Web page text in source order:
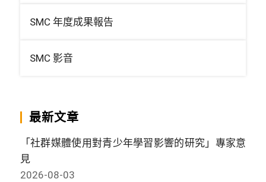
SMC 年度成果報告
SMC 影音
最新文章
「社群媒體使用對青少年學習影響的研究」專家意
見
2026-08-03